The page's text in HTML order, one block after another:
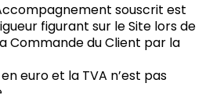
souscrit est
figurant sur le Site lors de
Commande du Client par la
euro et la TVA n’est pas